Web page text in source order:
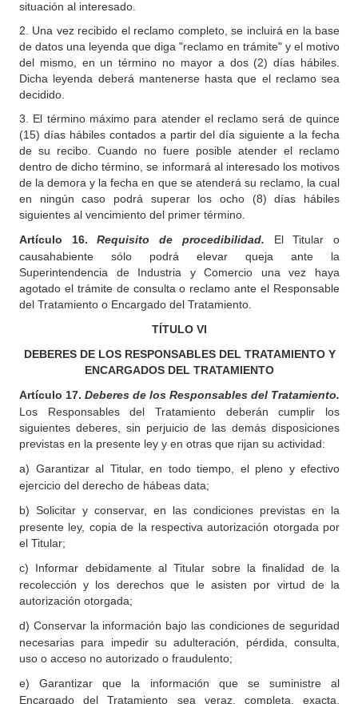
situación al interesado.
2. Una vez recibido el reclamo completo, se incluirá en la base
de datos una leyenda que diga "reclamo en trámite" y el motivo
del mismo, en un término no mayor a dos (2) días hábiles.
Dicha leyenda deberá mantenerse hasta que el reclamo sea
decidido.
3. El término máximo para atender el reclamo será de quince
(15) días hábiles contados a partir del día siguiente a la fecha
de su recibo. Cuando no fuere posible atender el reclamo
dentro de dicho término, se informará al interesado los motivos
de la demora y la fecha en que se atenderá su reclamo, la cual
en ningún caso podrá superar los ocho (8) días hábiles
siguientes al vencimiento del primer término.
Artículo
16.Requisito de procedibilidad.
El Titular o
causahabiente sólo podrá elevar queja ante la
Superintendencia de Industria y Comercio una vez haya
agotado el trámite de consulta o reclamo ante el Responsable
del Tratamiento o Encargado del Tratamiento.
TÍTULO VI
DEBERES DE LOS RESPONSABLES DEL TRATAMIENTO Y
ENCARGADOS DEL TRATAMIENTO
Artículo 17. Deberes de los Responsables del Tratamiento.
Los Responsables del Tratamiento deberán cumplir los
siguientes deberes, sin perjuicio de las demás disposiciones
previstas en la presente ley y en otras que rijan su actividad:
a) Garantizar al Titular, en todo tiempo, el pleno y efectivo
ejercicio del derecho de hábeas data;
b) Solicitar y conservar, en las condiciones previstas en la
presente ley, copia de la respectiva autorización otorgada por
el Titular;
c) Informar debidamente al Titular sobre la finalidad de la
recolección y los derechos que le asisten por virtud de la
autorización otorgada;
d) Conservar la información bajo las condiciones de seguridad
necesarias para impedir su adulteración, pérdida, consulta,
uso o acceso no autorizado o fraudulento;
e) Garantizar que la información que se suministre al
Encargado del Tratamiento sea veraz, completa, exacta,